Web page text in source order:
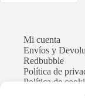
English
Mi cuenta
Envíos y
Redbubble
Política de
Política de
Términos y